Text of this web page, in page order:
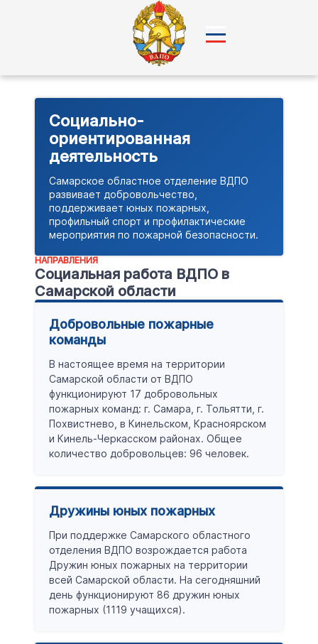
Социально-
ориентированная
деятельность
Самарское областное отделение ВДПО
развивает добровольчество,
поддерживает юных пожарных,
профильный спорт и профилактические
мероприятия по пожарной безопасности.
НАПРАВЛЕНИЯ
Социальная работа ВДПО в
Самарской области
Добровольные пожарные
команды
В настоящее время на территории
Самарской области от ВДПО
функционируют 17 добровольных
пожарных команд: г. Самара, г. Тольятти, г.
Похвистнево, в Кинельском, Красноярском
и Кинель-Черкасском районах. Общее
количество добровольцев: 96 человек.
Дружины юных пожарных
При поддержке Самарского областного
отделения ВДПО возрождается работа
Дружин юных пожарных на территории
всей Самарской области. На сегодняшний
день функционируют 86 дружин юных
пожарных (1119 учащихся).